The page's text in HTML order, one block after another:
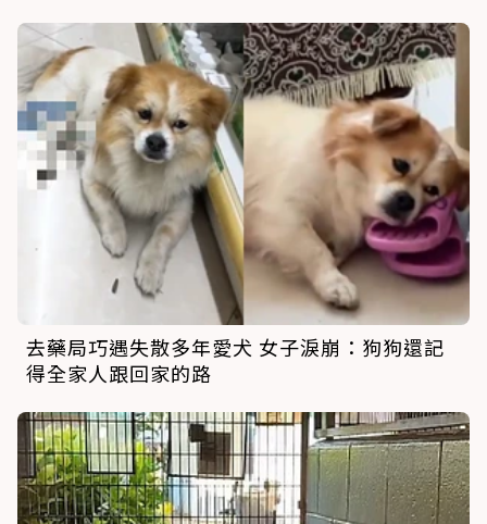
去藥局巧遇失散多年愛犬 女子淚崩：狗狗還記
得全家人跟回家的路